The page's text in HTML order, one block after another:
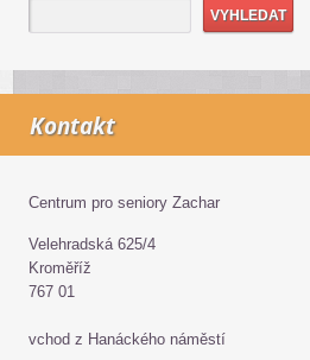
Kontakt
Centrum pro seniory Zachar
Velehradská 625/4
Kroměříž
767 01
vchod z Hanáckého náměstí